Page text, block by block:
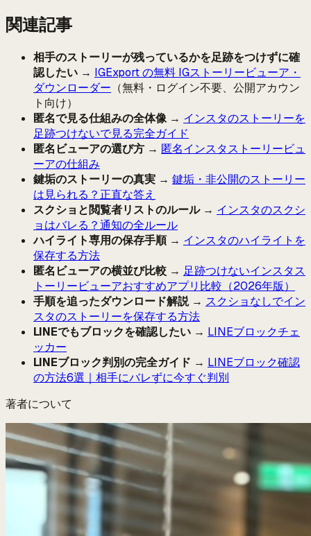
関連記事
相手のストーリーが残っているかを足跡をつけずに確
認したい → IGExport の無料 IGストーリービューア・
ダウンローダー （無料・ログイン不要、公開アカウン
ト向け）
匿名で見る仕組みの全体像→ インスタのストーリーを
足跡つけないで見る完全ガイド
匿名ビューアの選び方 → 匿名インスタストーリービュ
ーアの仕組み
鍵垢のストーリーの真実 → 鍵垢・非公開のストーリー
は見られる？正直な答え
スクショと閲覧者リストのルール→ インスタのスクシ
ョはバレる？通知の全ルール
ハイライト専用の保存手順→ インスタのハイライトを
保存する方法
匿名ビューアの横並び比較 → 足跡つけないインスタス
トーリービューアおすすめアプリ比較（2026年版）
手順を追ったダウンロード解説→ スクショなしでイン
スタのストーリーを保存する方法
LINEでもブロックを確認したい → LINEブロックチェ
ッカー
LINEブロック判別の完全ガイド → LINEブロック確認
の方法6選｜相手にバレずに今すぐ判別
著者について